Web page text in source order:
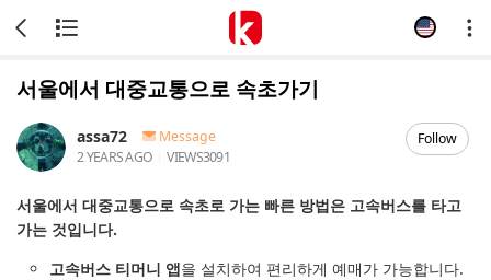
서울에서 대중교통으로 속초가기
assa72
Message
2 YEARS AGO
VIEWS3091
Follow
서울에서 대중교통으로 속초로 가는 빠른 방법은 고속버스를 타고
가는 것입니다.
고속버스 티머니 앱을 설치하여 편리하게 예매가 가능합니다.